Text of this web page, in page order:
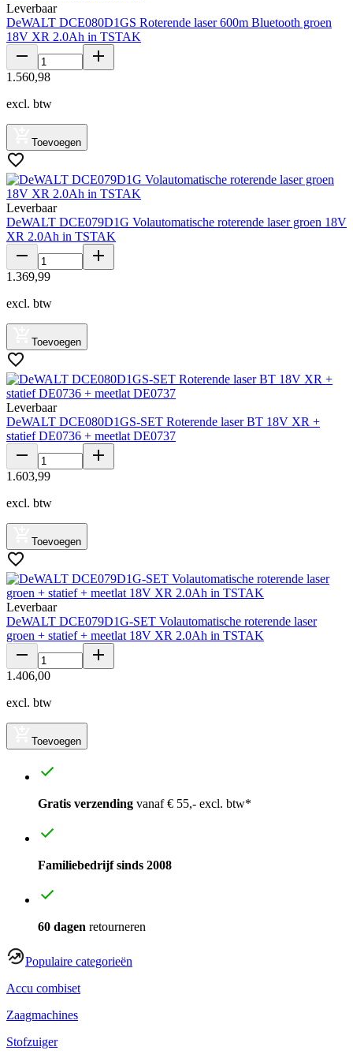
Leverbaar
DeWALT DCE080D1GS Roterende laser 600m Bluetooth groen
18V XR 2.0Ah in TSTAK
1 .560,98
excl. btw
Toevoegen
Leverbaar
DeWALT DCE079D1G Volautomatische roterende laser groen 18V
XR 2.0Ah in TSTAK
1 .369,99
excl. btw
Toevoegen
Leverbaar
DeWALT DCE080D1GS-SET Roterende laser BT 18V XR +
statief DE0736 + meetlat DE0737
1 .603,99
excl. btw
Toevoegen
Leverbaar
DeWALT DCE079D1G-SET Volautomatische roterende laser
groen + statief + meetlat 18V XR 2.0Ah in TSTAK
1 .406,00
excl. btw
Toevoegen
Gratis verzending vanaf € 55,- excl. btw*
Familiebedrijf sinds 2008
60 dagen retourneren
Populaire categorieën
Accu combiset
Zaagmachines
Stofzuiger